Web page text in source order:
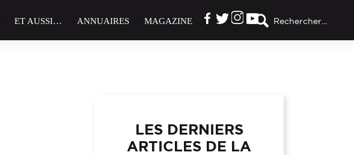
Rechercher...
ET AUSSI… ANNUAIRES MAGAZINE
LES DERNIERS
ARTICLES DE LA